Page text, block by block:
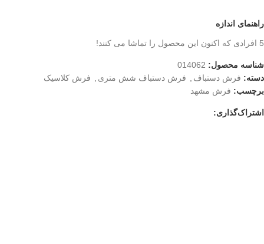
راهنمای اندازه
5 افرادی که اکنون این محصول را تماشا می کنند!
شناسه محصول: 014062
دسته: فرش دستباف , فرش دستباف شش متری , فرش کلاسیک
برچسب: فرش مشهد
اشتراک‌گذاری: